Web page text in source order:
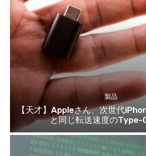
製品
【天才】Appleさん、次世代
と同じ転送速度のType-